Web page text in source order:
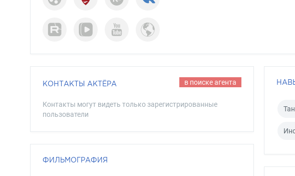
КОНТАКТЫ АКТЁРА в поиске агента
Контакты могут видеть только зарегистрированные
пользователи
ФИЛЬМОГРАФИЯ